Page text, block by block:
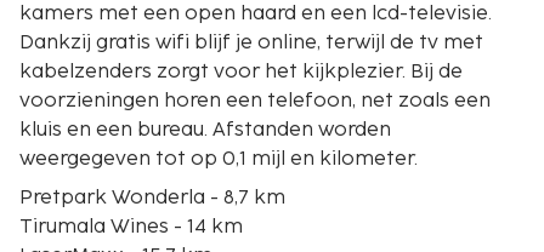
kamers met een open haard en een lcd-televisie.
Dankzij gratis wifi blijf je online, terwijl de tv met
kabelzenders zorgt voor het kijkplezier. Bij de
voorzieningen horen een telefoon, net zoals een
kluis en een bureau. Afstanden worden
weergegeven tot op 0,1 mijl en kilometer.
Pretpark Wonderla - 8,7 km
Tirumala Wines - 14 km